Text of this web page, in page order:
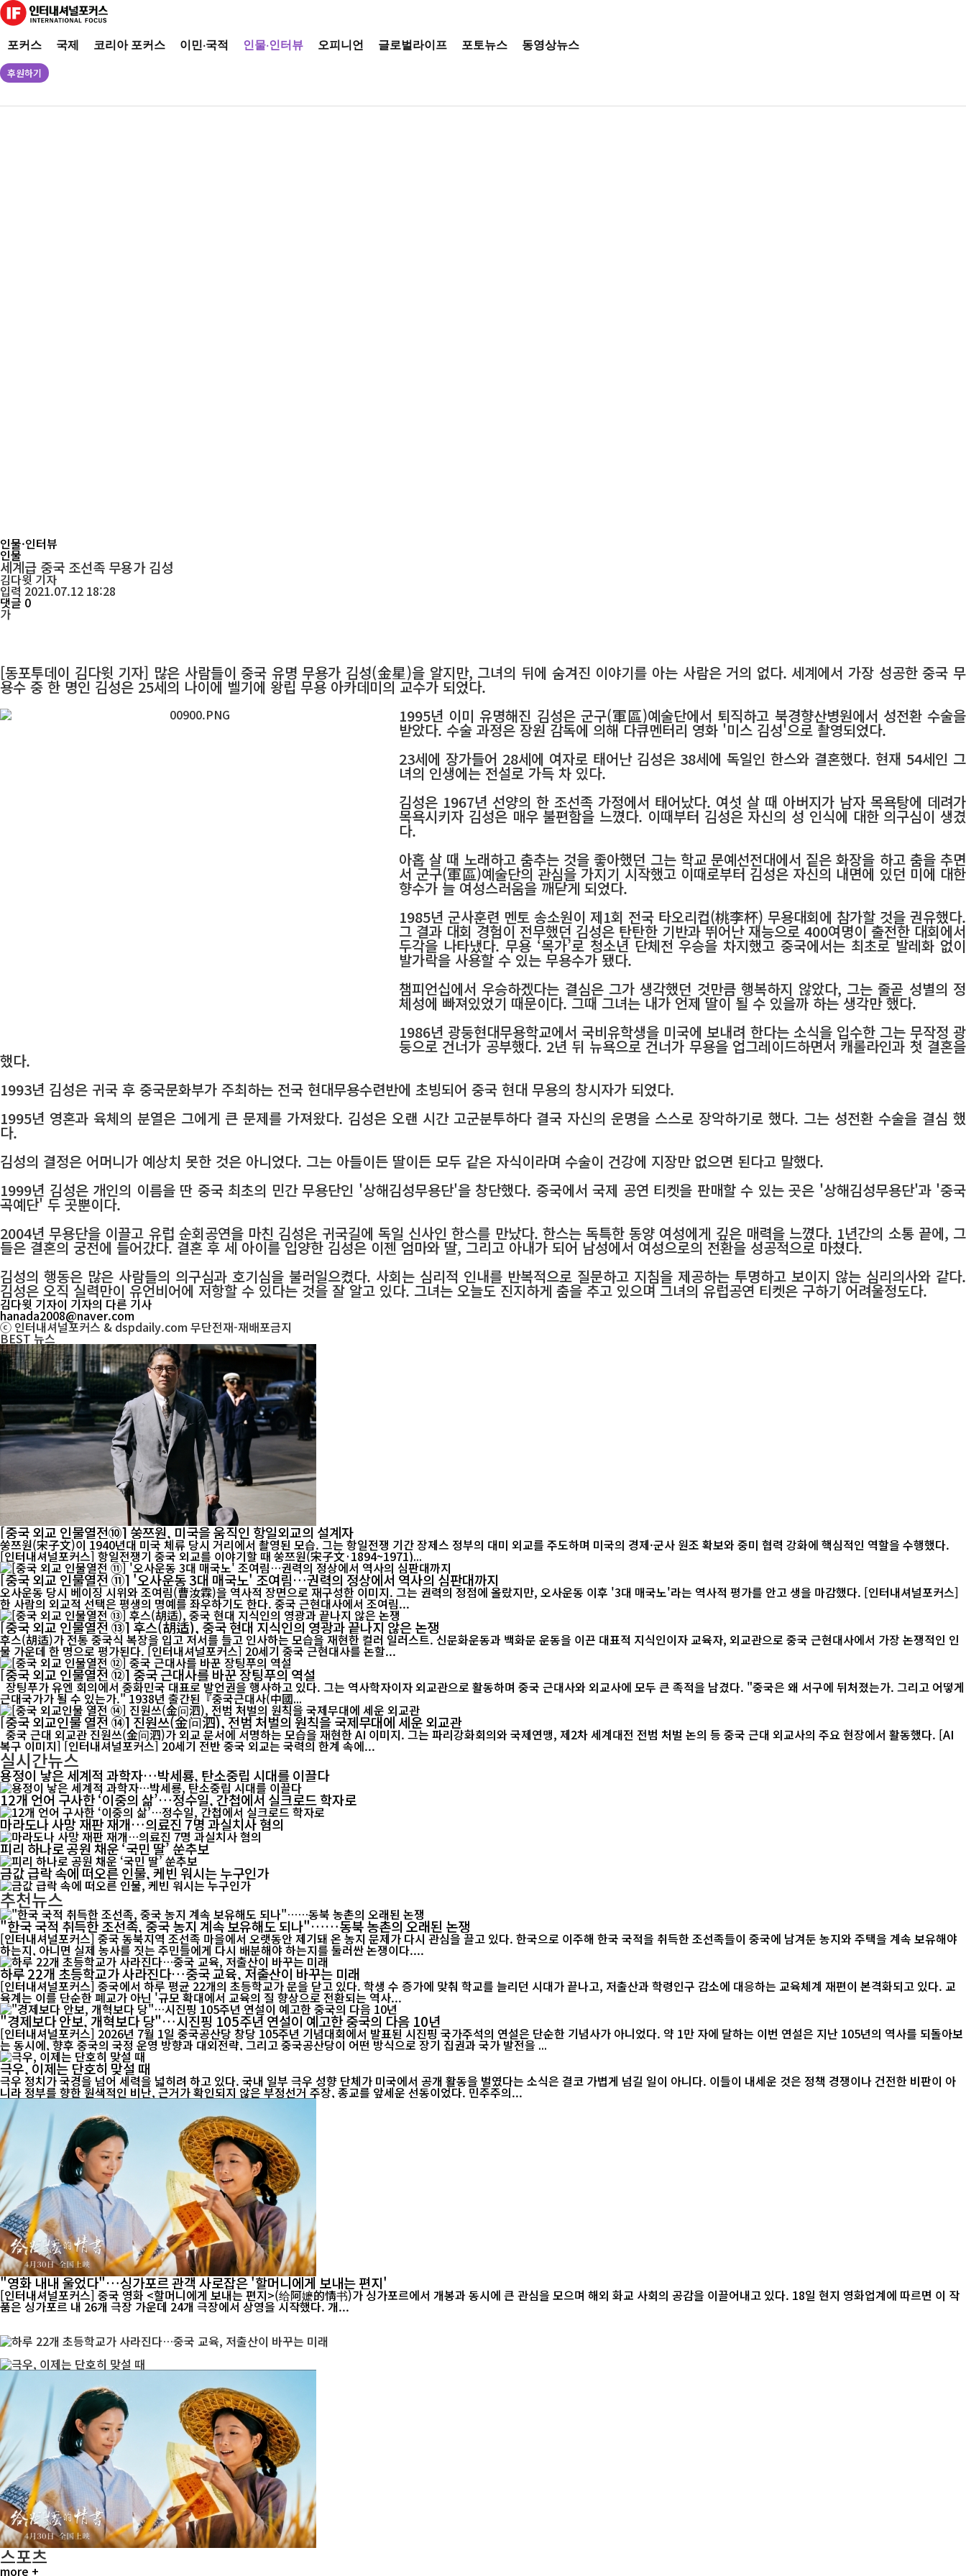
포커스 국제 코리아 포커스 이민·국적 인물·인터뷰 오피니언 글로벌라이프 포토뉴스 동영상뉴스
후원하기
인물·인터뷰
인물
세계급 중국 조선족 무용가 김성
김다윗기자
입력 2021.07.12 18:28
댓글 0
가
[동포투데이 김다윗 기자] 많은 사람들이 중국 유명 무용가 김성(金星)을 알지만, 그녀의 뒤에 숨겨진 이야기를 아는 사람은 거의 없다. 세계에서 가장 성공한 중국 무
용수 중 한 명인 김성은 25세의 나이에 벨기에 왕립 무용 아카데미의 교수가 되었다.
1995년 이미 유명해진 김성은 군구(軍區)예술단에서 퇴직하고 북경향산병원에서 성전환 수술을
받았다. 수술 과정은 장원 감독에 의해 다큐멘터리 영화 '미스 김성'으로 촬영되었다.
23세에 장가들어 28세에 여자로 태어난 김성은 38세에 독일인 한스와 결혼했다. 현재 54세인 그
녀의 인생에는 전설로 가득 차 있다.
김성은 1967년 선양의 한 조선족 가정에서 태어났다. 여섯 살 때 아버지가 남자 목욕탕에 데려가
목욕시키자 김성은 매우 불편함을 느꼈다. 이때부터 김성은 자신의 성 인식에 대한 의구심이 생겼
다.
아홉 살 때 노래하고 춤추는 것을 좋아했던 그는 학교 문예선전대에서 짙은 화장을 하고 춤을 추면
서 군구(軍區)예술단의 관심을 가지기 시작했고 이때로부터 김성은 자신의 내면에 있던 미에 대한
향수가 늘 여성스러움을 깨닫게 되었다.
1985년 군사훈련 멘토 송소원이 제1회 전국 타오리컵(桃李杯) 무용대회에 참가할 것을 권유했다.
그 결과 대회 경험이 전무했던 김성은 탄탄한 기반과 뛰어난 재능으로 400여명이 출전한 대회에서
두각을 나타냈다. 무용 ‘목가’로 청소년 단체전 우승을 차지했고 중국에서는 최초로 발레화 없이
발가락을 사용할 수 있는 무용수가 됐다.
챔피언십에서 우승하겠다는 결심은 그가 생각했던 것만큼 행복하지 않았다, 그는 줄곧 성별의 정
체성에 빠져있었기 때문이다. 그때 그녀는 내가 언제 딸이 될 수 있을까 하는 생각만 했다.
1986년 광둥현대무용학교에서 국비유학생을 미국에 보내려 한다는 소식을 입수한 그는 무작정 광
둥으로 건너가 공부했다. 2년 뒤 뉴욕으로 건너가 무용을 업그레이드하면서 캐롤라인과 첫 결혼을
했다.
1993년 김성은 귀국 후 중국문화부가 주최하는 전국 현대무용수련반에 초빙되어 중국 현대 무용의 창시자가 되었다.
1995년 영혼과 육체의 분열은 그에게 큰 문제를 가져왔다. 김성은 오랜 시간 고군분투하다 결국 자신의 운명을 스스로 장악하기로 했다. 그는 성전환 수술을 결심 했
다.
김성의 결정은 어머니가 예상치 못한 것은 아니었다. 그는 아들이든 딸이든 모두 같은 자식이라며 수술이 건강에 지장만 없으면 된다고 말했다.
1999년 김성은 개인의 이름을 딴 중국 최초의 민간 무용단인 '상해김성무용단'을 창단했다. 중국에서 국제 공연 티켓을 판매할 수 있는 곳은 '상해김성무용단'과 '중국
곡예단' 두 곳뿐이다.
2004년 무용단을 이끌고 유럽 순회공연을 마친 김성은 귀국길에 독일 신사인 한스를 만났다. 한스는 독특한 동양 여성에게 깊은 매력을 느꼈다. 1년간의 소통 끝에, 그
들은 결혼의 궁전에 들어갔다. 결혼 후 세 아이를 입양한 김성은 이젠 엄마와 딸, 그리고 아내가 되어 남성에서 여성으로의 전환을 성공적으로 마쳤다.
김성의 행동은 많은 사람들의 의구심과 호기심을 불러일으켰다. 사회는 심리적 인내를 반복적으로 질문하고 지침을 제공하는 투명하고 보이지 않는 심리의사와 같다.
김성은 오직 실력만이 유언비어에 저항할 수 있다는 것을 잘 알고 있다. 그녀는 오늘도 진지하게 춤을 추고 있으며 그녀의 유럽공연 티켓은 구하기 어려울정도다.
김다윗 기자이 기자의 다른 기사
hanada2008@naver.com
ⓒ 인터내셔널포커스 & dspdaily.com 무단전재-재배포금지
BEST뉴스
[중국 외교 인물열전⑩] 쑹쯔원, 미국을 움직인 항일외교의 설계자
쑹쯔원(宋子文)이 1940년대 미국 체류 당시 거리에서 촬영된 모습. 그는 항일전쟁 기간 장제스 정부의 대미 외교를 주도하며 미국의 경제·군사 원조 확보와 중미 협력 강화에 핵심적인 역할을 수행했다.
[인터내셔널포커스] 항일전쟁기 중국 외교를 이야기할 때 쑹쯔원(宋子文·1894~1971)...
[중국 외교 인물열전 ⑪] '오사운동 3대 매국노' 조여림…권력의 정상에서 역사의 심판대까지
오사운동 당시 베이징 시위와 조여림(曹汝霖)을 역사적 장면으로 재구성한 이미지. 그는 권력의 정점에 올랐지만, 오사운동 이후 '3대 매국노'라는 역사적 평가를 안고 생을 마감했다. [인터내셔널포커스]
한 사람의 외교적 선택은 평생의 명예를 좌우하기도 한다. 중국 근현대사에서 조여림...
[중국 외교 인물열전 ⑬] 후스(胡适), 중국 현대 지식인의 영광과 끝나지 않은 논쟁
후스(胡适)가 전통 중국식 복장을 입고 저서를 들고 인사하는 모습을 재현한 컬러 일러스트. 신문화운동과 백화문 운동을 이끈 대표적 지식인이자 교육자, 외교관으로 중국 근현대사에서 가장 논쟁적인 인
물 가운데 한 명으로 평가된다. [인터내셔널포커스] 20세기 중국 근현대사를 논할...
[중국 외교 인물열전 ⑫] 중국 근대사를 바꾼 장팅푸의 역설
장팅푸가 유엔 회의에서 중화민국 대표로 발언권을 행사하고 있다. 그는 역사학자이자 외교관으로 활동하며 중국 근대사와 외교사에 모두 큰 족적을 남겼다. "중국은 왜 서구에 뒤처졌는가. 그리고 어떻게
근대국가가 될 수 있는가." 1938년 출간된『중국근대사(中國...
[중국 외교인물 열전 ⑭] 진원쓰(金问泗), 전범 처벌의 원칙을 국제무대에 세운 외교관
중국 근대 외교관 진원쓰(金问泗)가 외교 문서에 서명하는 모습을 재현한 AI 이미지. 그는 파리강화회의와 국제연맹, 제2차 세계대전 전범 처벌 논의 등 중국 근대 외교사의 주요 현장에서 활동했다. [AI
복구 이미지] [인터내셔널포커스] 20세기 전반 중국 외교는 국력의 한계 속에...
실시간뉴스
용정이 낳은 세계적 과학자…박세룡, 탄소중립 시대를 이끌다
12개 언어 구사한 ‘이중의 삶’…정수일, 간첩에서 실크로드 학자로
마라도나 사망 재판 재개…의료진 7명 과실치사 혐의
피리 하나로 공원 채운 ‘국민 딸’ 쑨추보
금값 급락 속에 떠오른 인물, 케빈 워시는 누구인가
추천뉴스
"한국 국적 취득한 조선족, 중국 농지 계속 보유해도 되나"……동북 농촌의 오래된 논쟁
[인터내셔널포커스] 중국 동북지역 조선족 마을에서 오랫동안 제기돼 온 농지 문제가 다시 관심을 끌고 있다. 한국으로 이주해 한국 국적을 취득한 조선족들이 중국에 남겨둔 농지와 주택을 계속 보유해야
하는지, 아니면 실제 농사를 짓는 주민들에게 다시 배분해야 하는지를 둘러싼 논쟁이다....
하루 22개 초등학교가 사라진다…중국 교육, 저출산이 바꾸는 미래
[인터내셔널포커스] 중국에서 하루 평균 22개의 초등학교가 문을 닫고 있다. 학생 수 증가에 맞춰 학교를 늘리던 시대가 끝나고, 저출산과 학령인구 감소에 대응하는 교육체계 재편이 본격화되고 있다. 교
육계는 이를 단순한 폐교가 아닌 '규모 확대에서 교육의 질 향상으로 전환되는 역사...
"경제보다 안보, 개혁보다 당"…시진핑 105주년 연설이 예고한 중국의 다음 10년
[인터내셔널포커스] 2026년 7월 1일 중국공산당 창당 105주년 기념대회에서 발표된 시진핑 국가주석의 연설은 단순한 기념사가 아니었다. 약 1만 자에 달하는 이번 연설은 지난 105년의 역사를 되돌아보
는 동시에, 향후 중국의 국정 운영 방향과 대외전략, 그리고 중국공산당이 어떤 방식으로 장기 집권과 국가 발전을 ...
극우, 이제는 단호히 맞설 때
극우 정치가 국경을 넘어 세력을 넓히려 하고 있다. 국내 일부 극우 성향 단체가 미국에서 공개 활동을 벌였다는 소식은 결코 가볍게 넘길 일이 아니다. 이들이 내세운 것은 정책 경쟁이나 건전한 비판이 아
니라 정부를 향한 원색적인 비난, 근거가 확인되지 않은 부정선거 주장, 종교를 앞세운 선동이었다. 민주주의...
"영화 내내 울었다"…싱가포르 관객 사로잡은 '할머니에게 보내는 편지'
[인터내셔널포커스] 중국 영화 <할머니에게 보내는 편지>(给阿嬷的情书)가 싱가포르에서 개봉과 동시에 큰 관심을 모으며 해외 화교 사회의 공감을 이끌어내고 있다. 18일 현지 영화업계에 따르면 이 작
품은 싱가포르 내 26개 극장 가운데 24개 극장에서 상영을 시작했다. 개...
스포츠
more +